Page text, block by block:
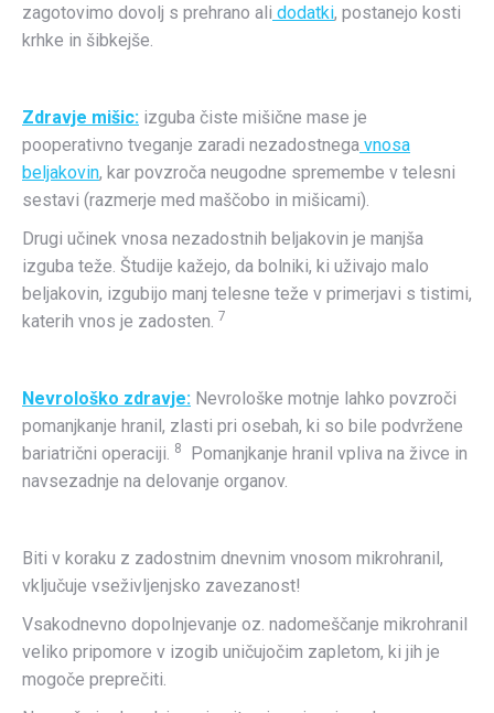
zagotovimo dovolj s prehrano ali dodatki, postanejo kosti
krhke in šibkejše.
Zdravje mišic: izguba čiste mišične mase je
pooperativno tveganje zaradi nezadostnega vnosa
beljakovin, kar povzroča neugodne spremembe v telesni
sestavi (razmerje med maščobo in mišicami).
Drugi učinek vnosa nezadostnih beljakovin je manjša
izguba teže. Študije kažejo, da bolniki, ki uživajo malo
beljakovin, izgubijo manj telesne teže v primerjavi s tistimi,
katerih vnos je zadosten. 7
Nevrološko zdravje: Nevrološke motnje lahko povzroči
pomanjkanje hranil, zlasti pri osebah, ki so bile podvržene
bariatrični operaciji.
8
Pomanjkanje hranil vpliva na živce in
navsezadnje na delovanje organov.
Biti v koraku z zadostnim dnevnim vnosom mikrohranil,
vključuje vseživljenjsko zavezanost!
Vsakodnevno dopolnjevanje oz. nadomeščanje mikrohranil
veliko pripomore v izogib uničujočim zapletom, ki jih je
mogoče preprečiti.